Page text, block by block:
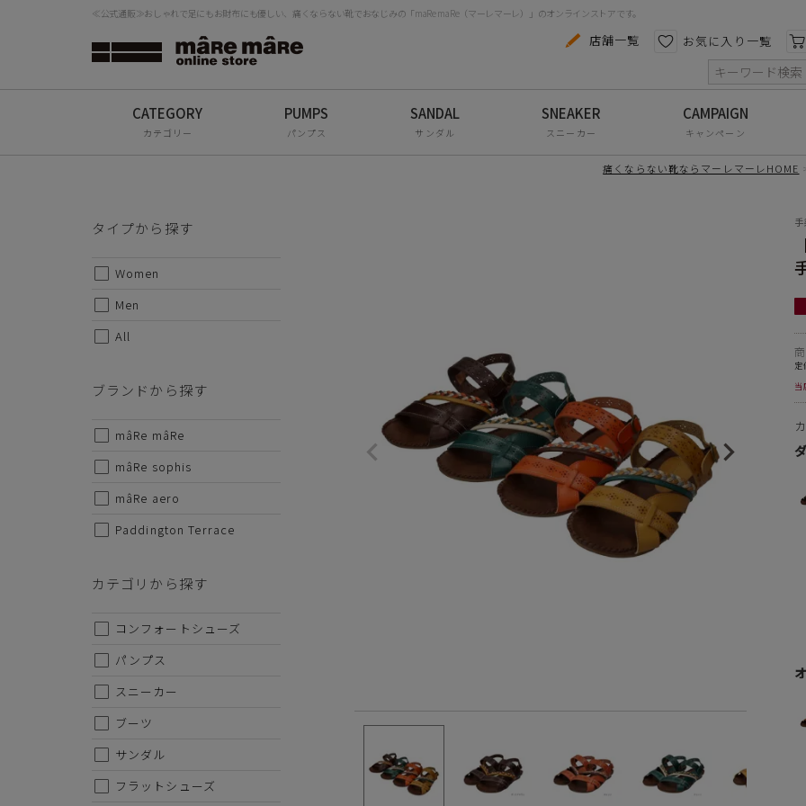
≪公式通販≫おしゃれで足にもお財布にも優しい、痛くならない靴でおなじみの「maRe maRe（マーレマーレ）」のオンラインストアです。
店舗一覧 お気に入り一覧
カテゴリー パンプス サンダル スニーカー キャンペーン
痛くならない靴ならマーレマーレHOME
定
当
【サマーセール】
手染めの風合いが映える1足
人気の手染めサンダルが、さらに履きやすくリニューアルして
かかとベルトは調節可能で、足に合わせてしっかりフィット◎
程よくエスニックな雰囲気が、夏コーデのアクセントにぴった
りです。
さらに、中敷きには12.0mmの厚みの発泡EVA素材を内蔵してい
るので、ぺたんこサンダル特有の衝撃を和らげ、やさしい履き
心地を実現しました。
メンズ（品番：XJ261811）とのおそろいコーデも楽しめます♪
※手染め製品についてご注意事項です
職人による手染め素材は風合いを大切にするため
色ムラをつける場合があります。
また、摩擦や汗などにより色落ちする場合がありますので
タイプから探す
Women
Men
All
ブランドから探す
mâRe mâRe
mâRe sophis
mâRe aero
Paddington Terrace
カテゴリから探す
コンフォートシューズ
パンプス
スニーカー
ブーツ
サンダル
フラットシューズ
タイプから探す
Women
All
コンフォートシューズ
パンプス
スニーカー
その他・小物
色から探す
22.5cm
24cm
ヒールの高さから探す
8cm以上